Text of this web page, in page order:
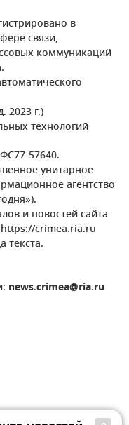
в
связи,
коммуникаций
2023 г.)
технологий
57640.
унитарное
агентство
и новостей сайта
crimea.ria.ru
текста.
news.crimea@ria.ru